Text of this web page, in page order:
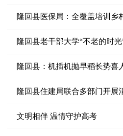
隆回县医保局：全覆盖培训乡
隆回县老干部大学“不老的时
隆回县：机插机抛早稻长势喜
隆回县住建局联合多部门开展
文明相伴 温情守护高考